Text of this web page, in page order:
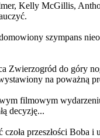
Kelly McGillis,
szympans
do góry
na poważną
filmowym
decyzję...
przeszłości Boba i